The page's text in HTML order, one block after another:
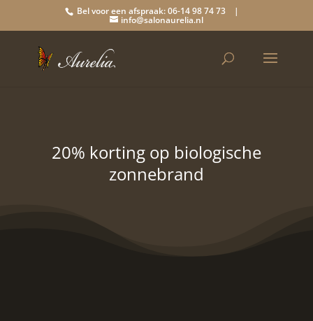
Bel voor een afspraak: 06-14 98 74 73 |
info@salonaurelia.nl
20% korting op biologische
zonnebrand